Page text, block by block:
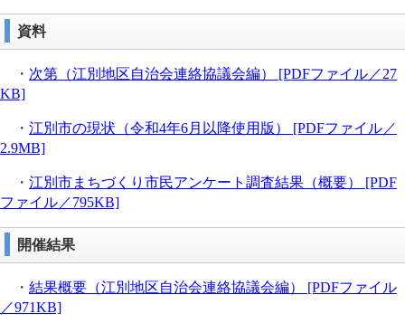
資料
・ 次第（江別地区自治会連絡協議会編） [PDFファイル／27
KB]
・ 江別市の現状（令和4年6月以降使用版） [PDFファイル／
2.9MB]
・ 江別市まちづくり市民アンケート調査結果（概要） [PDF
ファイル／795KB]
開催結果
・ 結果概要（江別地区自治会連絡協議会編） [PDFファイル
／971KB]